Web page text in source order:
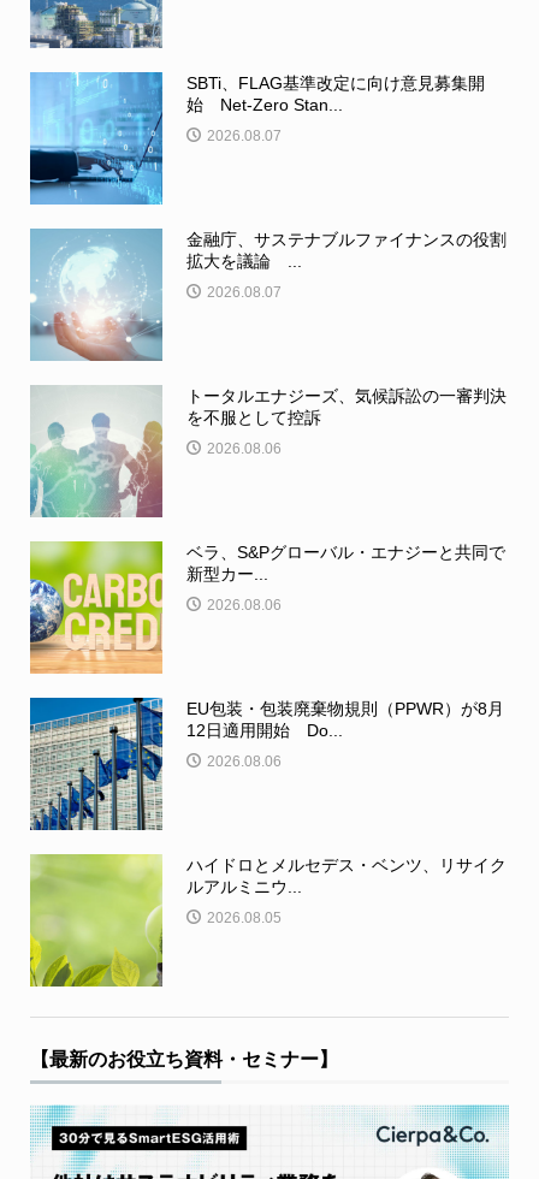
SBTi、FLAG基準改定に向け意見募集開
始 Net-Zero Stan...
2026.08.07
金融庁、サステナブルファイナンスの役割
拡大を議論 ...
2026.08.07
トータルエナジーズ、気候訴訟の一審判決
を不服として控訴
2026.08.06
ベラ、S&Pグローバル・エナジーと共同で
新型カー...
2026.08.06
EU包装・包装廃棄物規則（PPWR）が8月
12日適用開始 Do...
2026.08.06
ハイドロとメルセデス・ベンツ、リサイク
ルアルミニウ...
2026.08.05
【最新のお役立ち資料・セミナー】